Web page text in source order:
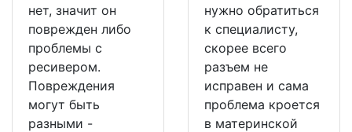
нет, значит он
поврежден либо
проблемы с
ресивером.
Повреждения
могут быть
разными -
нужно обратиться
к специалисту,
скорее всего
разъем не
исправен и сама
проблема кроется
в материнской